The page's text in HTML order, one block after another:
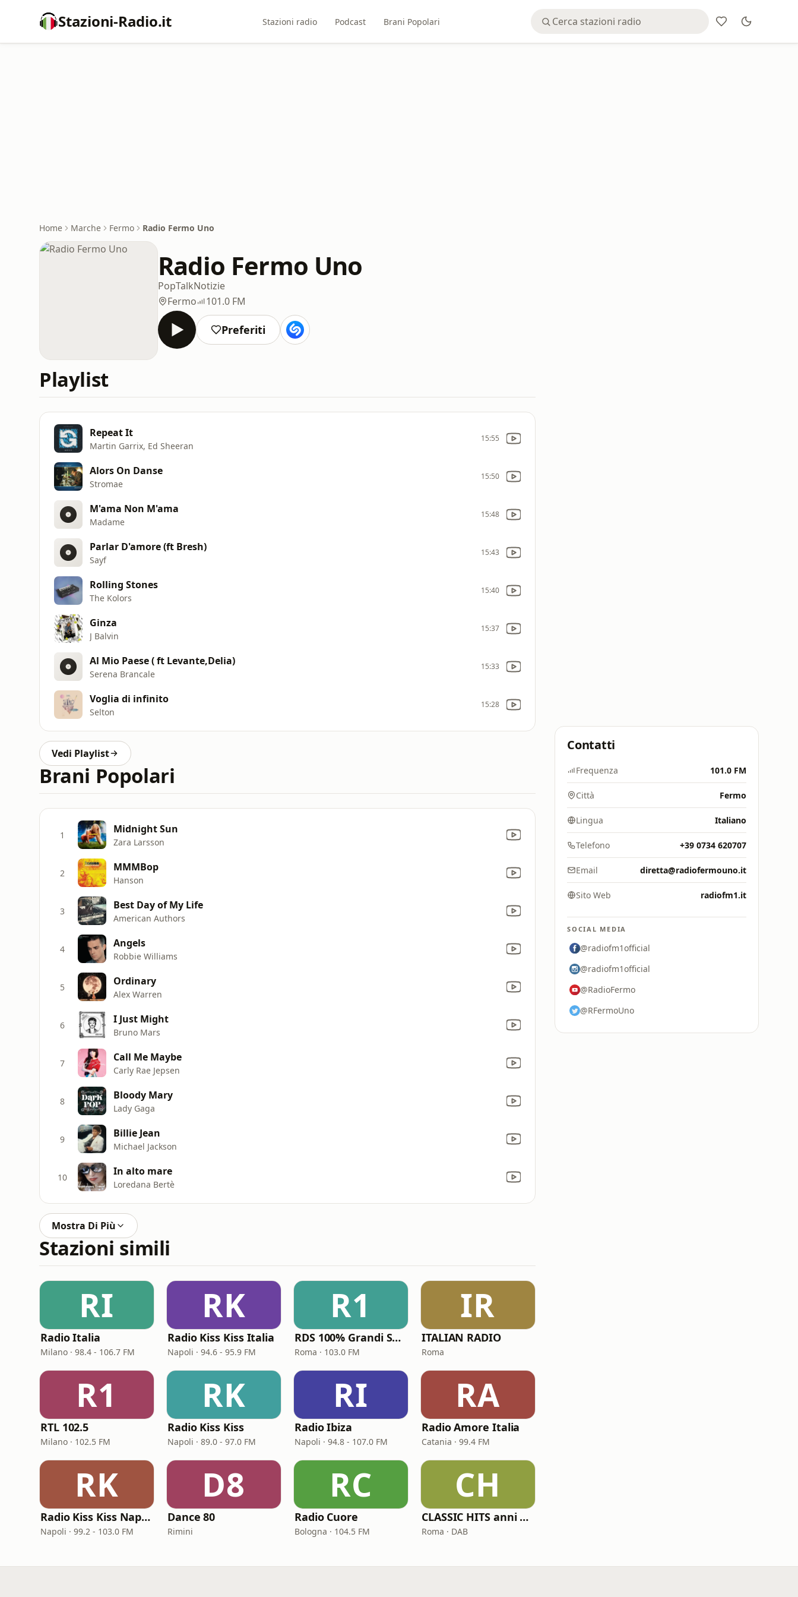
Stazioni-Radio.it Stazioni radio Podcast Brani Popolari
Home Marche Fermo Radio Fermo Uno
Radio Fermo Uno
PopTalkNotizie
Fermo
101.0 FM
Preferiti
Playlist
Repeat It
Martin Garrix, Ed Sheeran
15:55
Alors On Danse
Stromae
15:50
M'ama Non M'ama
Madame
15:48
Parlar D'amore (ft Bresh)
Sayf
15:43
Rolling Stones
The Kolors
15:40
Ginza
J Balvin
15:37
Al Mio Paese ( ft Levante,Delia)
Serena Brancale
15:33
Voglia di infinito
Selton
15:28
Vedi Playlist
Brani Popolari
1 Midnight Sun
Zara Larsson
2 MMMBop
Hanson
3 Best Day of My Life
American Authors
4 Angels
Robbie Williams
5 Ordinary
Alex Warren
6 I Just Might
Bruno Mars
7 Call Me Maybe
Carly Rae Jepsen
8 Bloody Mary
Lady Gaga
9 Billie Jean
Michael Jackson
10 In alto mare
Loredana Bertè
Mostra Di Più
Stazioni simili
RI
Radio Italia
Milano · 98.4 - 106.7 FM
RK
Radio Kiss Kiss Italia
Napoli · 94.6 - 95.9 FM
R1
RDS 100% Grandi Successi
Roma · 103.0 FM
IR
ITALIAN RADIO
Roma
R1
RTL 102.5
Milano · 102.5 FM
RK
Radio Kiss Kiss
Napoli · 89.0 - 97.0 FM
RI
Radio Ibiza
Napoli · 94.8 - 107.0 FM
RA
Radio Amore Italia
Catania · 99.4 FM
RK
Radio Kiss Kiss Napoli
Napoli · 99.2 - 103.0 FM
D8
Dance 80
Rimini
RC
Radio Cuore
Bologna · 104.5 FM
CH
CLASSIC HITS anni 70 80 90
Roma · DAB
Contatti
Frequenza 101.0 FM
Città Fermo
Lingua Italiano
Telefono +39 0734 620707
Email diretta@radiofermouno.it
Sito Web radiofm1.it
SOCIAL MEDIA
@radiofm1official
@radiofm1official
@RadioFermo
@RFermoUno